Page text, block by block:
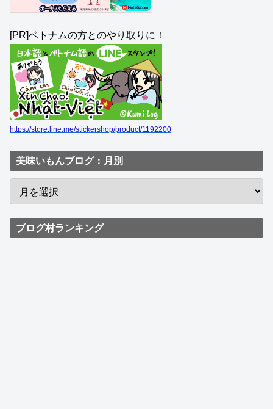
[PR]ベトナムの方とのやり取りに！
https://store.line.me/stickershop/product/1192200
美味いもんブログ：月別
ブログ村ランキング